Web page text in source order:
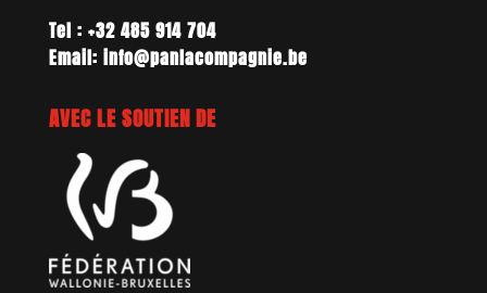
Tel : +32 485 914 704
Email: info@panlacompagnie.be
AVEC LE SOUTIEN DE